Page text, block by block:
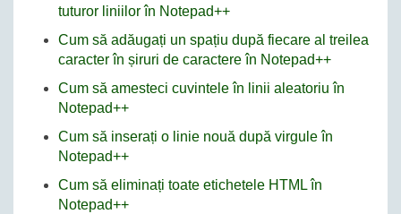
tuturor liniilor în Notepad++
Cum să adăugați un spațiu după fiecare al treilea
caracter în șiruri de caractere în Notepad++
Cum să amesteci cuvintele în linii aleatoriu în
Notepad++
Cum să inserați o linie nouă după virgule în
Notepad++
Cum să eliminați toate etichetele HTML în
Notepad++